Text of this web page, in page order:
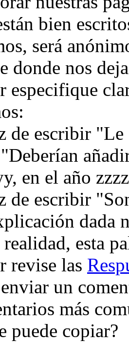
bien
será
donde nos
especifique
de escribir
en el año
de escribir
dada
esta
revise las
un
más
puede copiar?